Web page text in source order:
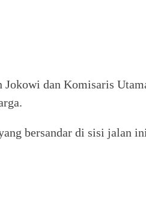
dan Komisaris
bersandar di sisi jalan